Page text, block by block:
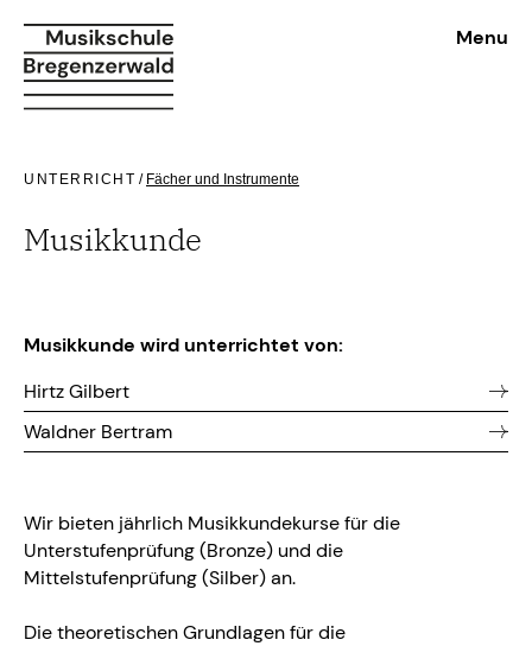
Menu
UNTERRICHT / Fächer und Instrumente
Musikkunde
Musikkunde wird unterrichtet von:
Hirtz Gilbert
Waldner Bertram
Wir bieten jährlich Musikkundekurse für die
Unterstufenprüfung (Bronze) und die
Mittelstufenprüfung (Silber) an.
Die theoretischen Grundlagen für die